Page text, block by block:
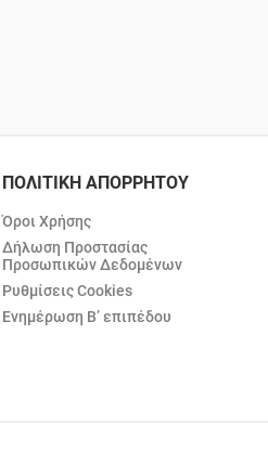
ΠΟΛΙΤΙΚΗ ΑΠΟΡΡΗΤΟΥ
Όροι Χρήσης
Δήλωση Προστασίας
Προσωπικών Δεδομένων
Ρυθμίσεις Cookies
Ενημέρωση Β’ επιπέδου